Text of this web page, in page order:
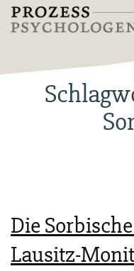
Zum
Inhalt
Die
Lausitz-